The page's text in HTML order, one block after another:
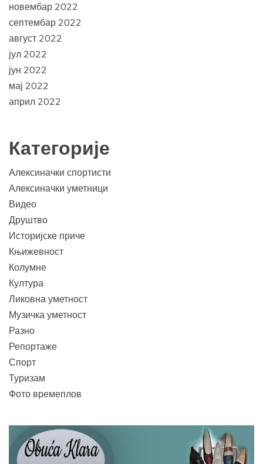
новембар 2022
септембар 2022
август 2022
јул 2022
јун 2022
мај 2022
април 2022
Категорије
Алексиначки спортисти
Алексиначки уметници
Видео
Друштво
Историјске приче
Књижевност
Колумне
Култура
Ликовна уметност
Музичка уметност
Разно
Репортаже
Спорт
Туризам
Фото времеплов